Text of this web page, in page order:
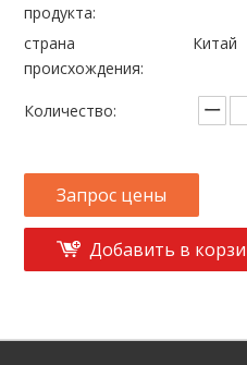
продукта:
страна
происхождения:
Китай
Количество:
Запрос цены
Добавить в